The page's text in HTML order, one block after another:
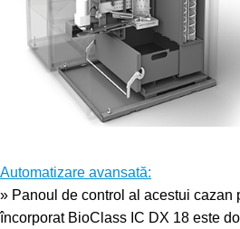
Automatizare avansată:
» Panoul de control al acestui cazan
încorporat BioClass IC DX 18 este